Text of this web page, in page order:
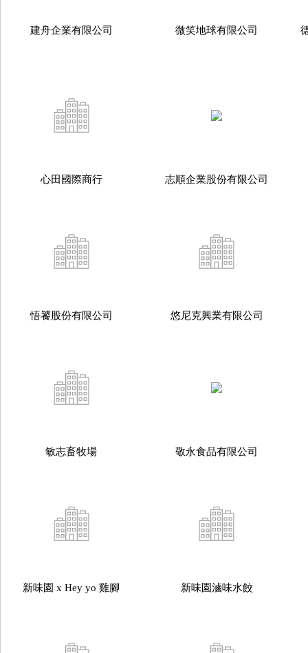
建舟企業有限公司 微笑地球有限公司
心田國際商行 志順企業股份有限公司
悟饕股份有限公司 悠尼克興業有限公司
敏志畜牧場 敬永食品有限公司
新味園 x Hey yo 雞腳 新味園滷味水餃